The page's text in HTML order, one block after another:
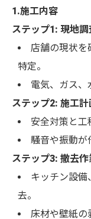
1.施工内容
ステップ1: 現地調
店舗の現状を
特定。
電気、ガス、
ステップ2: 施工計
安全対策と工
騒音や振動が
ステップ3: 撤去作
キッチン設備
去。
床材や壁紙の